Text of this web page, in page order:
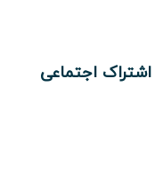
اشتراک اجتماعی